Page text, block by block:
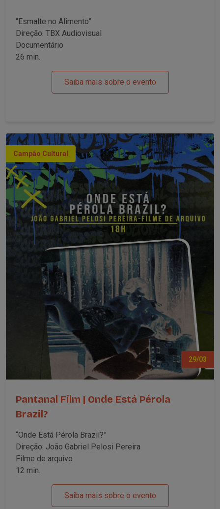
“Esmalte no Alimento”
Direção: TBX Audiovisual
Documentário
26 min.
Saiba mais sobre o evento
Campão Cultural
29/03
Pantanal Film | Onde Está Pérola
Brazil?
“Onde Está Pérola Brazil?”
Direção: João Gabriel Pelosi Pereira
Filme de arquivo
12 min.
Saiba mais sobre o evento